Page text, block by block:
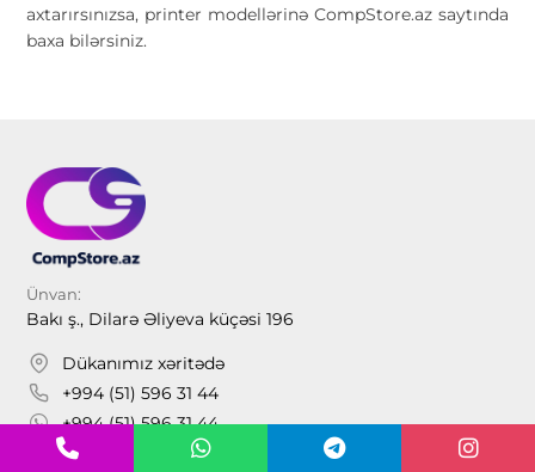
axtarırsınızsa, printer modellərinə CompStore.az saytında
baxa bilərsiniz.
Ünvan:
Bakı ş., Dilarə Əliyeva küçəsi 196
Dükanımız xəritədə
+994 (51) 596 31 44
+994 (51) 596 31 44
1-6 günlər 10:00-dən 18:00-dək